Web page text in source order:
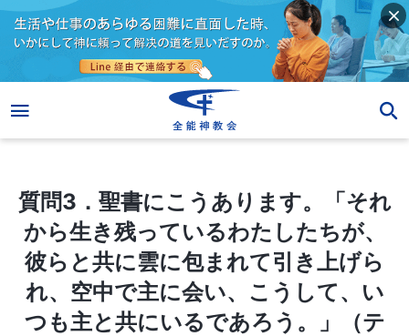
質問3．聖書にこうあります。「それ
から生き残っているわたしたちが、
彼らと共に雲に包まれて引き上げら
れ、空中で主に会い、こうして、い
つも主と共にいるであろう。」（テ